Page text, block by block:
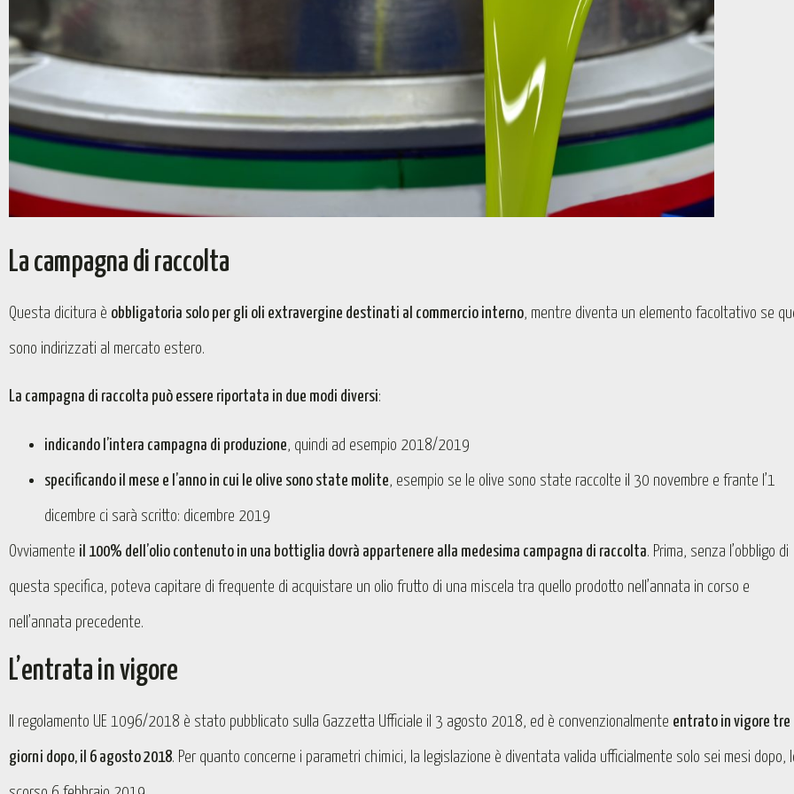
La campagna di raccolta
Questa dicitura è obbligatoria solo per gli oli extravergine destinati al commercio interno, mentre diventa un elemento facoltativo se
sono indirizzati al mercato estero.
La campagna di raccolta può essere riportata in due modi diversi:
indicando l’intera campagna di produzione, quindi ad esempio 2018/2019
specificando il mese e l’anno in cui le olive sono state molite, esempio se le olive sono state raccolte il 30 novembre e frante l’1
dicembre ci sarà scritto: dicembre 2019
Ovviamente il 100% dell’olio contenuto in una bottiglia dovrà appartenere alla medesima campagna di raccolta. Prima, senza l’obbligo di
questa specifica, poteva capitare di frequente di acquistare un olio frutto di una miscela tra quello prodotto nell’annata in corso e
nell’annata precedente.
L’entrata in vigore
Il regolamento UE 1096/2018 è stato pubblicato sulla Gazzetta Ufficiale il 3 agosto 2018, ed è convenzionalmente entrato in vigore tre
giorni dopo, il 6 agosto 2018. Per quanto concerne i parametri chimici, la legislazione è diventata valida ufficialmente solo sei mesi dopo,